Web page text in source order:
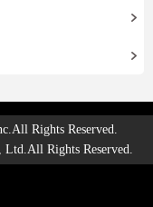
Rights Reserved.
Rights Reserved.